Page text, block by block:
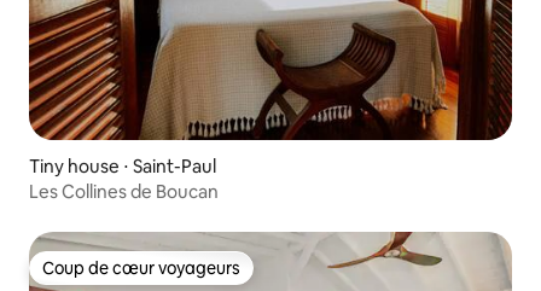
Tiny house ⋅ Saint-Paul
Les Collines de Boucan
Coup de cœur voyageurs
Coup de cœur voyageurs